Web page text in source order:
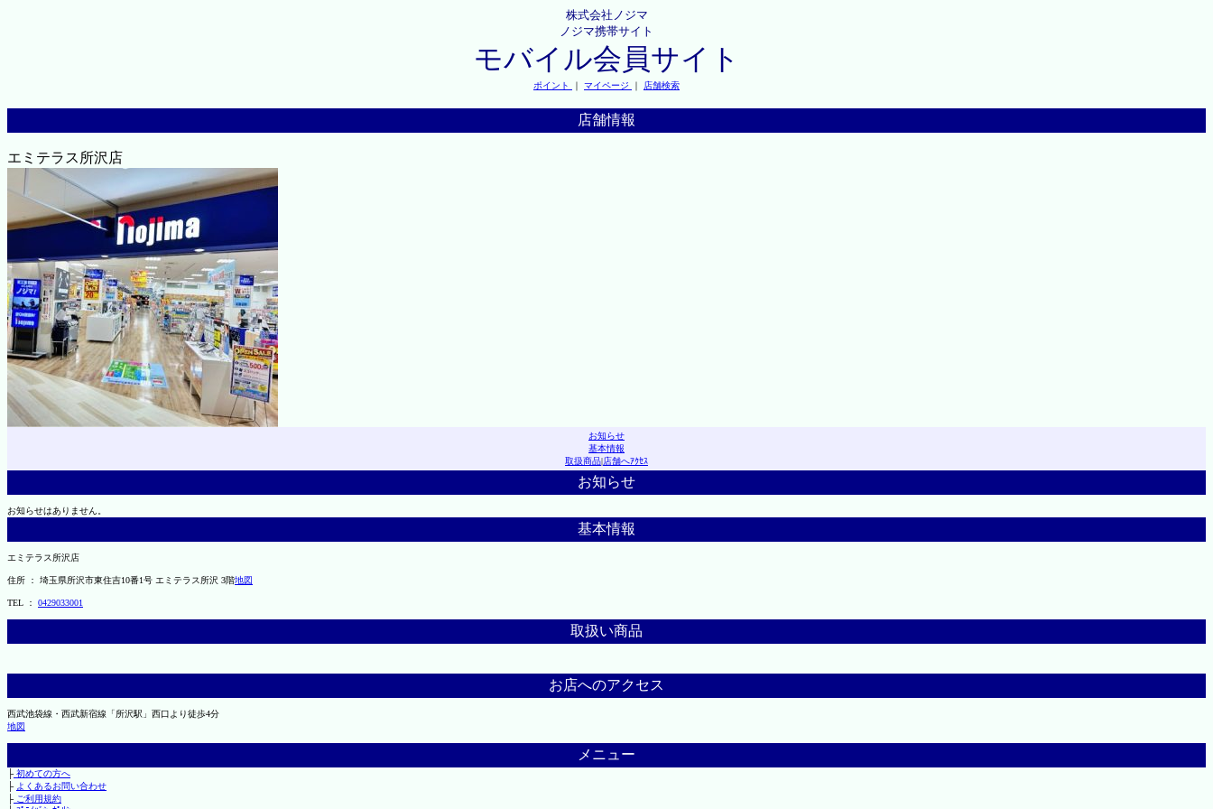
株式会社ノジマ
ノジマ携帯サイト
モバイル会員サイト
ポイント ｜ マイページ ｜ 店舗検索
店舗情報
エミテラス所沢店
お知らせ
基本情報
取扱商品|店舗へｱｸｾｽ
お知らせ
お知らせはありません。
基本情報
エミテラス所沢店
住所 ： 埼玉県所沢市東住吉10番1号 エミテラス所沢 3階地図
TEL ： 0429033001
取扱い商品
お店へのアクセス
西武池袋線・西武新宿線「所沢駅」西口より徒歩4分
地図
メニュー
├初めての方へ
├ よくあるお問い合わせ
├ご利用規約